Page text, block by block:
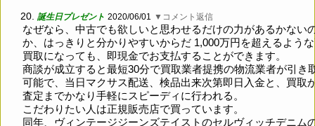
20. 誕生日プレゼント 2020/06/01 ▼コメント返信
なぜなら、中古でも欲しいと思わせるだけの力があるかない
か、はっきりと分かりやすいからだ 1,000万円を超えるよう
買取になっても、即現金でお支払することができます。
商談が成立すると最短30分で買取業者提携の物流業者が引き
可能で、当日マクサス配送、検品出来次第即日入金と、買取
査定までかなり手軽にスピーディに行われる。
こだわりたい人は正規販売店で買っています。
同年、ヴィンテージジーンズテイストのセルヴィッチデニム